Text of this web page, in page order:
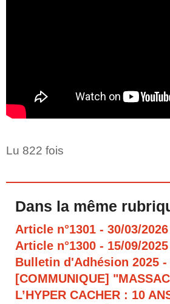
Lu 822 fois
Dans la même
Article n°1301 - 30/03/2026
Article n°1300 - 15/09/2025
Bulletin d'Adhésion 2025 -
[COMMUNIQUE]
L’HYPER CACHER : 10